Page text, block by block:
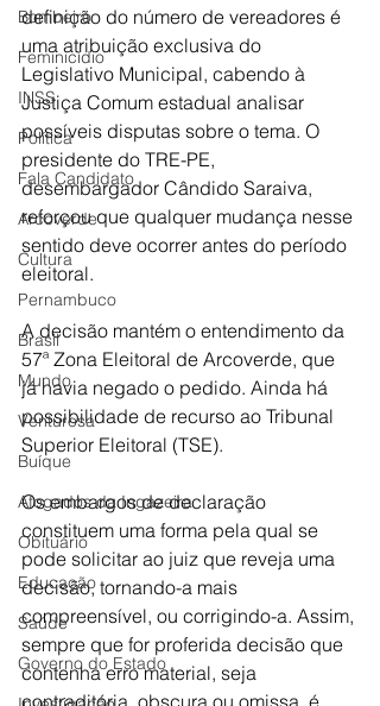
Bombeiro
Feminicídio
INSS
Política
Fala Candidato
Arcoverde
Cultura
Pernambuco
Brasil
Mundo
Venturosa
Buíque
Afogados da Ingazeira
Obituário
Educação
Saúde
Governo do Estado
definição do número de vereadores é
uma atribuição exclusiva do
Legislativo Municipal, cabendo à
Justiça Comum estadual analisar
possíveis disputas sobre o tema. O
presidente do TRE-PE,
desembargador Cândido Saraiva,
reforçou que qualquer mudança nesse
sentido deve ocorrer antes do período
eleitoral.
A decisão mantém o entendimento da
57ª Zona Eleitoral de Arcoverde, que
já havia negado o pedido. Ainda há
possibilidade de recurso ao Tribunal
Superior Eleitoral (TSE).
Os embargos de declaração
constituem uma forma pela qual se
pode solicitar ao juiz que reveja uma
decisão, tornando-a mais
compreensível, ou corrigindo-a. Assim,
sempre que for proferida decisão que
contenha erro material, seja
contraditória, obscura ou omissa, é